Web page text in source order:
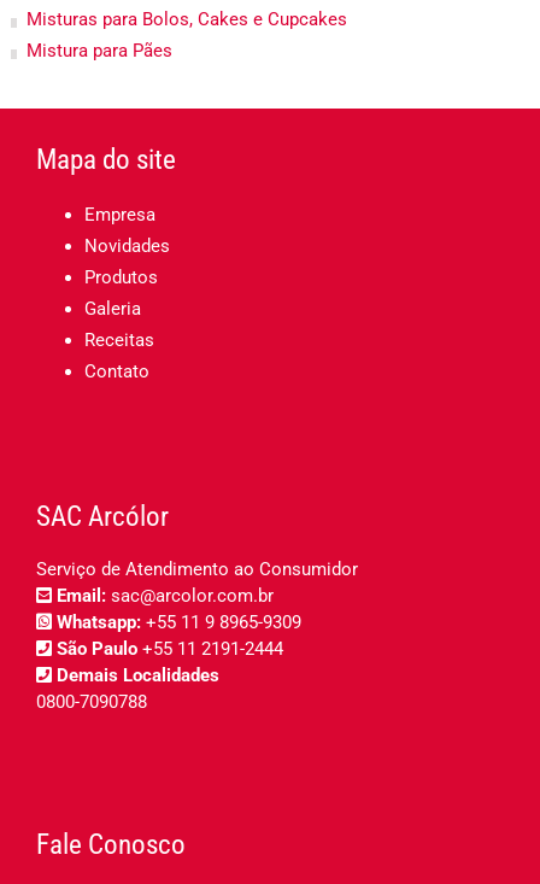
Misturas para Bolos, Cakes e Cupcakes
Mistura para Pães
Mapa do site
Empresa
Novidades
Produtos
Galeria
Receitas
Contato
SAC Arcólor
Serviço de Atendimento ao Consumidor
Email: sac@arcolor.com.br
Whatsapp: +55 11 9 8965-9309
São Paulo +55 11 2191-2444
Demais Localidades
0800-7090788
Fale Conosco